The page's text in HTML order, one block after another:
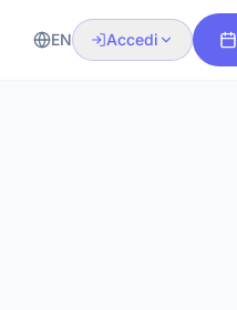
EN Accedi